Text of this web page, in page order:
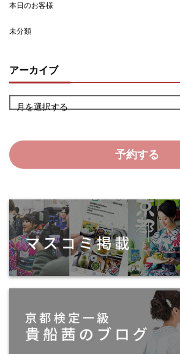
本日のお客様
未分類
アーカイブ
月を選択する
予約する